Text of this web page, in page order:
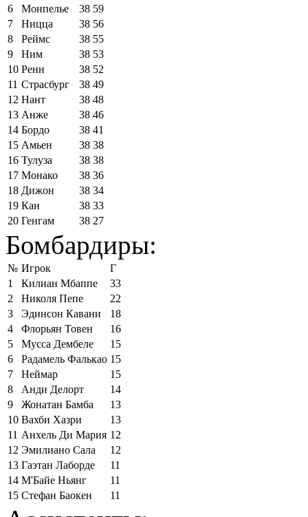
6
Монпелье 38 59
7
Ницца 38 56
8
Реймс 38 55
9
Ним 38 53
10 Ренн 38 52
11 Страсбург 38 49
12 Нант 38 48
13 Анже 38 46
14 Бордо 38 41
15 Амьен 38 38
16 Тулуза 38 38
17 Монако 38 36
18 Дижон 38 34
19 Кан 38 33
20 Генгам 38 27
Бомбардиры:
№ Игрок
Г
1
Килиан Мбаппе
33
2
Николя Пепе
22
3
Эдинсон Кавани
18
4
Флорьян Товен
16
5
Мусса Дембеле
15
6
Радамель Фалькао 15
7
Неймар
15
8
Анди Делорт
14
9
Жонатан Бамба
13
10 Вахби Хазри
13
11 Анхель Ди Мария 12
12 Эмилиано Сала
12
13 Гаэтан Лаборде
11
14 М'Байе Ньянг
11
15 Стефан Баокен 11